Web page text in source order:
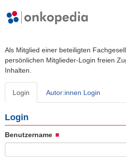
Als Mitglied einer beteiligten
persönlichen Mitglieder-Login freien
Inhalten.
Login Autor:innen Login
Login
Benutzername